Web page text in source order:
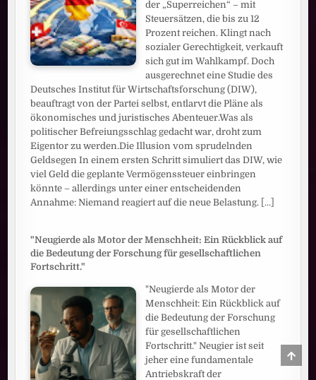
der „Superreichen“ – mit
Steuersätzen, die bis zu 12
Prozent reichen. Klingt nach
sozialer Gerechtigkeit, verkauft
sich gut im Wahlkampf. Doch
ausgerechnet eine Studie des
Deutsches Institut für Wirtschaftsforschung (DIW),
beauftragt von der Partei selbst, entlarvt die Pläne als
ökonomisches und juristisches Abenteuer.Was als
politischer Befreiungsschlag gedacht war, droht zum
Eigentor zu werden.Die Illusion vom sprudelnden
Geldsegen In einem ersten Schritt simuliert das DIW, wie
viel Geld die geplante Vermögenssteuer einbringen
könnte – allerdings unter einer entscheidenden
Annahme: Niemand reagiert auf die neue Belastung. [...]
"Neugierde als Motor der Menschheit: Ein Rückblick auf
die Bedeutung der Forschung für gesellschaftlichen
Fortschritt."
"Neugierde als Motor der
Menschheit: Ein Rückblick auf
die Bedeutung der Forschung
für gesellschaftlichen
Fortschritt." Neugier ist seit
jeher eine fundamentale
Antriebskraft der
TO